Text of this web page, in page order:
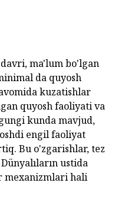
ma'lum bo'lgan
da quyosh
kuzatishlar
quyosh faoliyati va
kunda mavjud,
engil faoliyat
Bu o'zgarishlar, tez
ustida
mexanizmlari hali